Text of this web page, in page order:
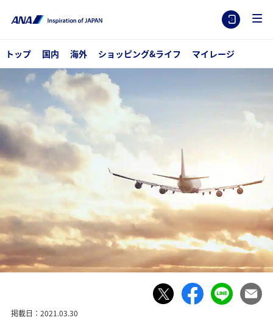
トップ 国内 海外 ショッピング&ライフ マイレージ
掲載日：2021.03.30